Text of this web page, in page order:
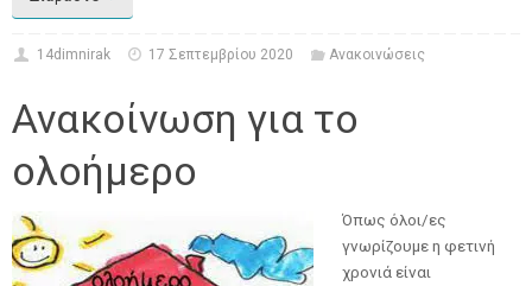
14dimnirak 17 Σεπτεμβρίου 2020 Ανακοινώσεις
Ανακοίνωση για το
ολοήμερο
Όπως όλοι/ες
γνωρίζουμε η φετινή
χρονιά είναι